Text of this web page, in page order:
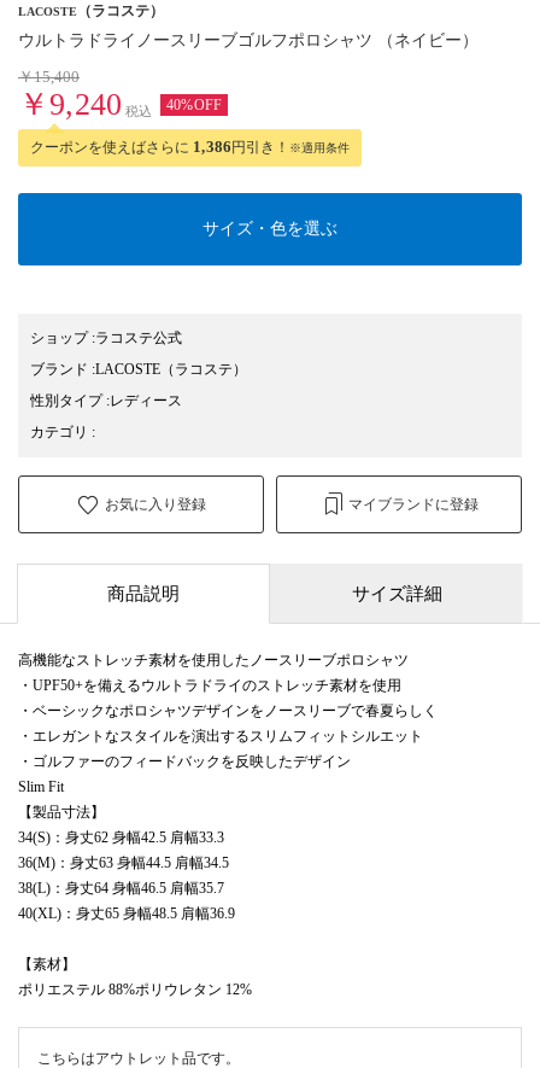
LACOSTE （ラコステ）
ウルトラドライノースリーブゴルフポロシャツ （ネイビー）
￥15,400
￥9,240 税込 40%OFF
クーポンを使えばさらに 1,386円引き！ ※適用条件
サイズ・色を選ぶ
ショップ:ラコステ公式
ブランド :LACOSTE （ラコステ）
性別タイプ:レディース
カテゴリ :
お気に入り登録 マイブランドに登録
商品説明 サイズ詳細
高機能なストレッチ素材を使用したノースリーブポロシャツ
・UPF50+を備えるウルトラドライのストレッチ素材を使用
・ベーシックなポロシャツデザインをノースリーブで春夏らしく
・エレガントなスタイルを演出するスリムフィットシルエット
・ゴルファーのフィードバックを反映したデザイン
Slim Fit
【製品寸法】
34(S)：身丈62 身幅42.5 肩幅33.3
36(M)：身丈63 身幅44.5 肩幅34.5
38(L)：身丈64 身幅46.5 肩幅35.7
40(XL)：身丈65 身幅48.5 肩幅36.9
【素材】
ポリエステル 88%ポリウレタン 12%
こちらはアウトレット品です。